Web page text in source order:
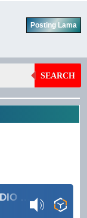
Posting Lama
SEARCH
104.6 MHz RADIO GRINDULU FM